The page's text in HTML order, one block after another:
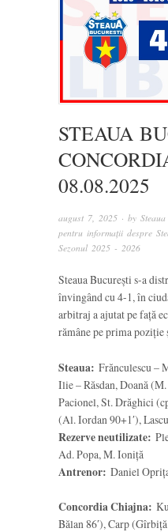
STEAUA
08.08.2025
august 7, 2025 · by
pentru informații despre
Sezonul 2025 - 2026
Steaua București s-a
învingând cu 4-1, în
arbitraj a ajutat pe față
rămâne pe prima poziție
Steaua: Frănculescu –
Ilie – Răsdan, Doană
Pacionel, St. Drăghici
(Al. Iordan 90+1′),
Rezerve neutilizate:
Ad. Popa, M. Ioniță
Antrenor: Daniel
Concordia Chiajna:
Bălan 86′), Carp